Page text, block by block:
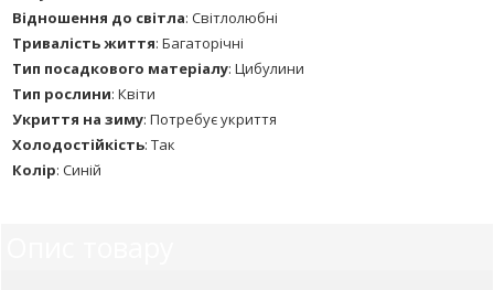
Відношення до світла: Світлолюбні
Тривалість життя: Багаторічні
Тип посадкового матеріалу: Цибулини
Тип рослини: Квіти
Укриття на зиму: Потребує укриття
Холодостійкість: Так
Колір: Синій